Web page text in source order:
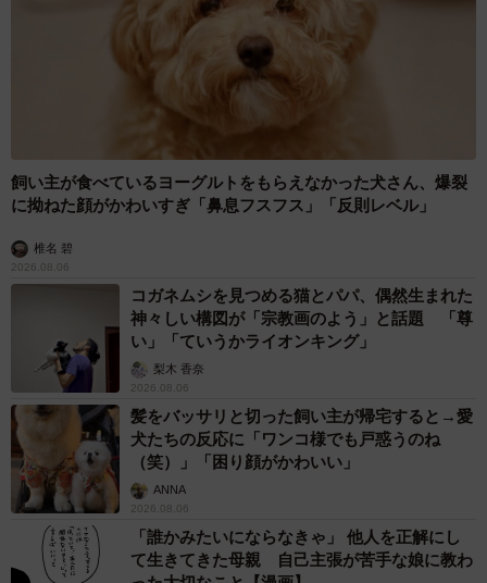
飼い主が食べているヨーグルトをもらえなかった犬さん、爆裂
に拗ねた顔がかわいすぎ「鼻息フスフス」「反則レベル」
椎名 碧
2026.08.06
コガネムシを見つめる猫とパパ、偶然生まれた
神々しい構図が「宗教画のよう」と話題 「尊
い」「ていうかライオンキング」
梨木 香奈
2026.08.06
髪をバッサリと切った飼い主が帰宅すると→愛
犬たちの反応に「ワンコ様でも戸惑うのね
（笑）」「困り顔がかわいい」
ANNA
2026.08.06
「誰かみたいにならなきゃ」 他人を正解にし
て生きてきた母親 自己主張が苦手な娘に教わ